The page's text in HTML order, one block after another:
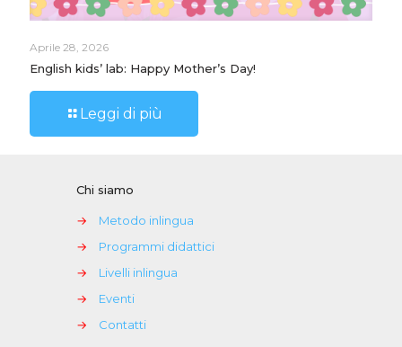
Aprile 28, 2026
English kids’ lab: Happy Mother’s Day!
Leggi di più
Chi siamo
→
Metodo inlingua
→
Programmi didattici
→
Livelli inlingua
→
Eventi
→
Contatti